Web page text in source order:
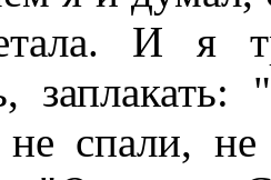
И я
спали, не